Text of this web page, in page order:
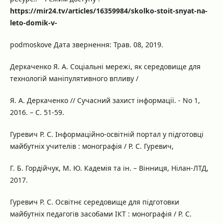
https://mir24.tv/articles/16359984/skolko-stoit-snyat-na-
leto-domik-v-
podmoskove Дата звернення: Трав. 08, 2019.
Деркаченко Я. А. Соціальні мережі, як середовище для
технологій маніпулятивного впливу /
Я. А. Деркаченко // Сучасний захист інформації. - No 1,
2016. – С. 51-59.
Гуревич Р. С. Інформаційно-освітній портал у підготовці
майбутніх учителів : монографія / Р. С. Гуревич,
Г. Б. Гордійчук, М. Ю. Кадемія та ін. – Вінниця, Нілан-ЛТД,
2017.
Гуревич Р. С. Освітнє середовище для підготовки
майбутніх педагогів засобами ІКТ : монографія / Р. С.